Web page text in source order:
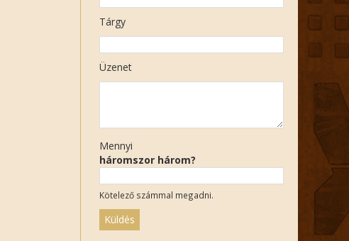
Tárgy
Üzenet
Mennyi
háromszor három?
Kötelező számmal megadni.